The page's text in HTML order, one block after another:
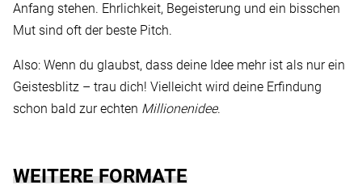
Anfang stehen. Ehrlichkeit, Begeisterung und ein bisschen
Mut sind oft der beste Pitch.
Also: Wenn du glaubst, dass deine Idee mehr ist als nur ein
Geistesblitz – trau dich! Vielleicht wird deine Erfindung
schon bald zur echten Millionenidee.
WEITERE FORMATE